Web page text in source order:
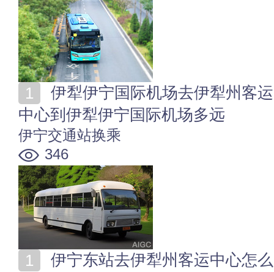
中心到伊犁伊宁国际机场多远
伊宁交通站换乘
346